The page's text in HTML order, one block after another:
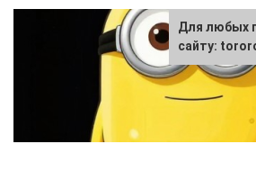
Перейти
Для любых
сайту: